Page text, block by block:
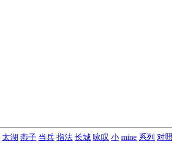
太湖 燕子 当兵 指法 长城 咏叹 小 mine 系列 对照